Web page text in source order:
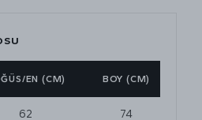
EN (CM) BOY (CM)
62 74